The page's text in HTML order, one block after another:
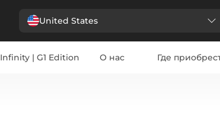
United States
Infinity | G1 Edition О нас Где